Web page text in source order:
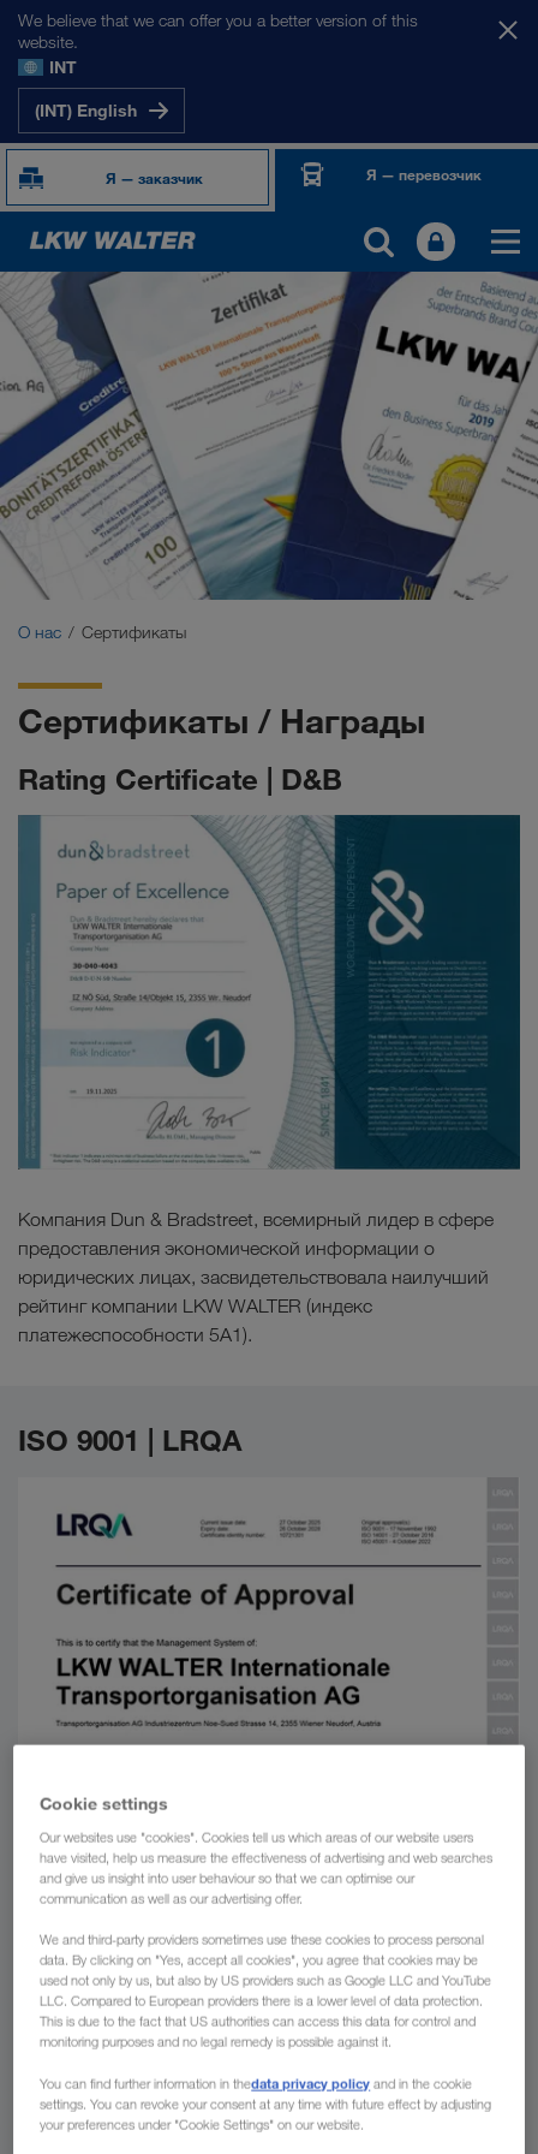
We believe that we can offer you a better version of this
website.
INT
(INT) English
Я — заказчик Я — перевозчик
О НАС
Информация о компании
Менеджмент SHEQ
Социальная ответственность
Сертификаты
Compliance
WALTER GROUP
О нас Сертификаты
Сертификаты / Награды
Rating Certificate | D&B
Компания Dun & Bradstreet, всемирный лидер в сфере
предоставления экономической информации о
юридических лицах, засвидетельствовала наилучший
рейтинг компании LKW WALTER (индекс
платежеспособности 5А1).
ISO 9001 | LRQA
Cookie settings
Our websites use "cookies". Cookies tell us which areas of our website users
have visited, help us measure the effectiveness of advertising and web searches
and give us insight into user behaviour so that we can optimise our
communication as well as our advertising offer.
We and third-party providers sometimes use these cookies to process personal
data. By clicking on "Yes, accept all cookies", you agree that cookies may be
used not only by us, but also by US providers such as Google LLC and YouTube
LLC. Compared to European providers there is a lower level of data protection.
This is due to the fact that US authorities can access this data for control and
monitoring purposes and no legal remedy is possible against it.
You can find further information in thedata privacy policy and in the cookie
settings. You can revoke your consent at any time with future effect by adjusting
your preferences under "Cookie Settings" on our website.